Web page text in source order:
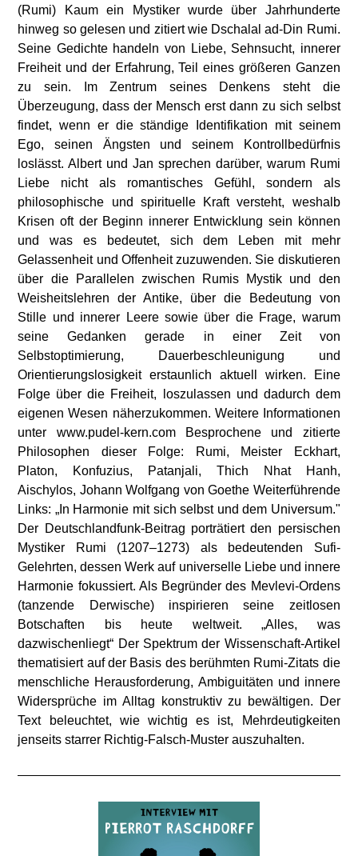
(Rumi) Kaum ein Mystiker wurde über Jahrhunderte
hinweg so gelesen und zitiert wie Dschalal ad-Din Rumi.
Seine Gedichte handeln von Liebe, Sehnsucht, innerer
Freiheit und der Erfahrung, Teil eines größeren Ganzen
zu sein. Im Zentrum seines Denkens steht die
Überzeugung, dass der Mensch erst dann zu sich selbst
findet, wenn er die ständige Identifikation mit seinem
Ego, seinen Ängsten und seinem Kontrollbedürfnis
loslässt. Albert und Jan sprechen darüber, warum Rumi
Liebe nicht als romantisches Gefühl, sondern als
philosophische und spirituelle Kraft versteht, weshalb
Krisen oft der Beginn innerer Entwicklung sein können
und was es bedeutet, sich dem Leben mit mehr
Gelassenheit und Offenheit zuzuwenden. Sie diskutieren
über die Parallelen zwischen Rumis Mystik und den
Weisheitslehren der Antike, über die Bedeutung von
Stille und innerer Leere sowie über die Frage, warum
seine Gedanken gerade in einer Zeit von
Selbstoptimierung, Dauerbeschleunigung und
Orientierungslosigkeit erstaunlich aktuell wirken. Eine
Folge über die Freiheit, loszulassen und dadurch dem
eigenen Wesen näherzukommen. Weitere Informationen
unter www.pudel-kern.com Besprochene und zitierte
Philosophen dieser Folge: Rumi, Meister Eckhart,
Platon, Konfuzius, Patanjali, Thich Nhat Hanh,
Aischylos, Johann Wolfgang von Goethe Weiterführende
Links: „In Harmonie mit sich selbst und dem Universum."
Der Deutschlandfunk-Beitrag porträtiert den persischen
Mystiker Rumi (1207–1273) als bedeutenden Sufi-
Gelehrten, dessen Werk auf universelle Liebe und innere
Harmonie fokussiert. Als Begründer des Mevlevi-Ordens
(tanzende Derwische) inspirieren seine zeitlosen
Botschaften bis heute weltweit. „Alles, was
dazwischenliegt“ Der Spektrum der Wissenschaft-Artikel
thematisiert auf der Basis des berühmten Rumi-Zitats die
menschliche Herausforderung, Ambiguitäten und innere
Widersprüche im Alltag konstruktiv zu bewältigen. Der
Text beleuchtet, wie wichtig es ist, Mehrdeutigkeiten
jenseits starrer Richtig-Falsch-Muster auszuhalten.